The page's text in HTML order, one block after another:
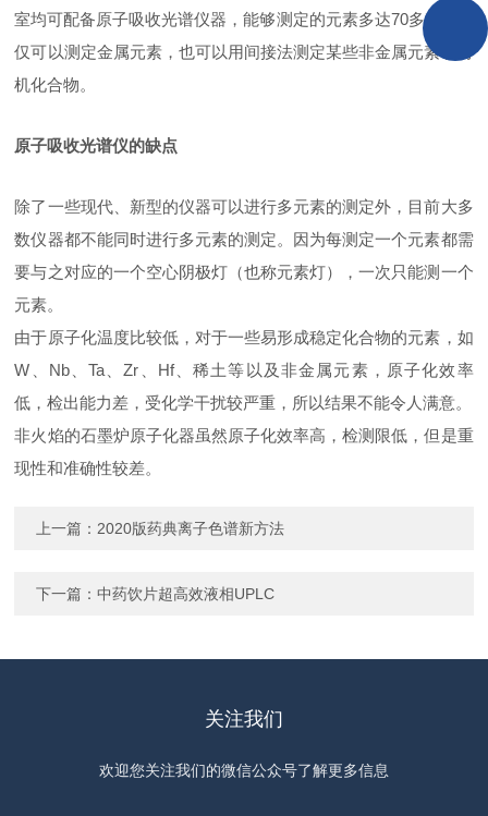
室均可配备原子吸收光谱仪器，能够测定的元素多达70多种，不
仅可以测定金属元素，也可以用间接法测定某些非金属元素和有
机化合物。
原子吸收光谱仪的缺点
除了一些现代、新型的仪器可以进行多元素的测定外，目前大多
数仪器都不能同时进行多元素的测定。因为每测定一个元素都需
要与之对应的一个空心阴极灯（也称元素灯），一次只能测一个
元素。
由于原子化温度比较低，对于一些易形成稳定化合物的元素，如
W、Nb、Ta、Zr、Hf、稀土等以及非金属元素，原子化效率
低，检出能力差，受化学干扰较严重，所以结果不能令人满意。
非火焰的石墨炉原子化器虽然原子化效率高，检测限低，但是重
现性和准确性较差。
上一篇： 2020版药典离子色谱新方法
下一篇：中药饮片超高效液相UPLC
关注我们
欢迎您关注我们的微信公众号了解更多信息